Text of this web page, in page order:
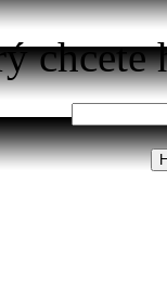
chcete